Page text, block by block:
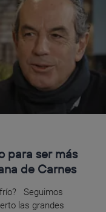
para ser más
de Carnes
Seguimos
las grandes